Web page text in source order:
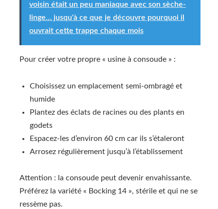
voisin était un peu maniaque avec son sèche-
linge… jusqu'à ce que je découvre pourquoi il
ouvrait cette trappe chaque mois
Pour créer votre propre « usine à consoude » :
Choisissez un emplacement semi-ombragé et
humide
Plantez des éclats de racines ou des plants en
godets
Espacez-les d’environ 60 cm car ils s’étaleront
Arrosez régulièrement jusqu’à l’établissement
Attention : la consoude peut devenir envahissante.
Préférez la variété « Bocking 14 », stérile et qui ne se
ressème pas.